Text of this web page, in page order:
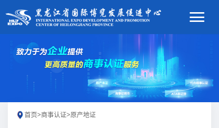
首页>商事认证>原产地证